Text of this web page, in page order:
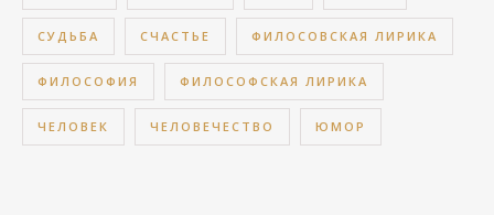
СУДЬБА СЧАСТЬЕ ФИЛОСОВСКАЯ ЛИРИКА
ФИЛОСОФИЯ ФИЛОСОФСКАЯ ЛИРИКА
ЧЕЛОВЕК ЧЕЛОВЕЧЕСТВО ЮМОР